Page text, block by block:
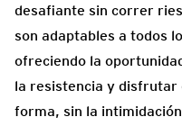
desafiante sin correr
son adaptables a todos
ofreciendo la
la resistencia y disfrutar
forma, sin la